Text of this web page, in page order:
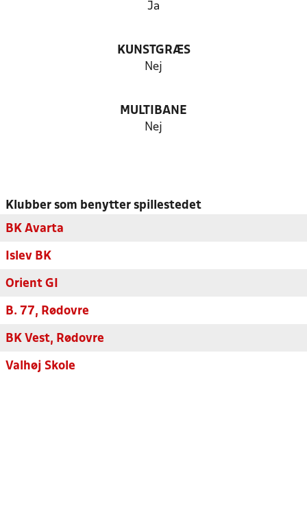
Ja
KUNSTGRÆS
Nej
MULTIBANE
Nej
Klubber som benytter spillestedet
BK Avarta
Islev BK
Orient GI
B. 77, Rødovre
BK Vest, Rødovre
Valhøj Skole